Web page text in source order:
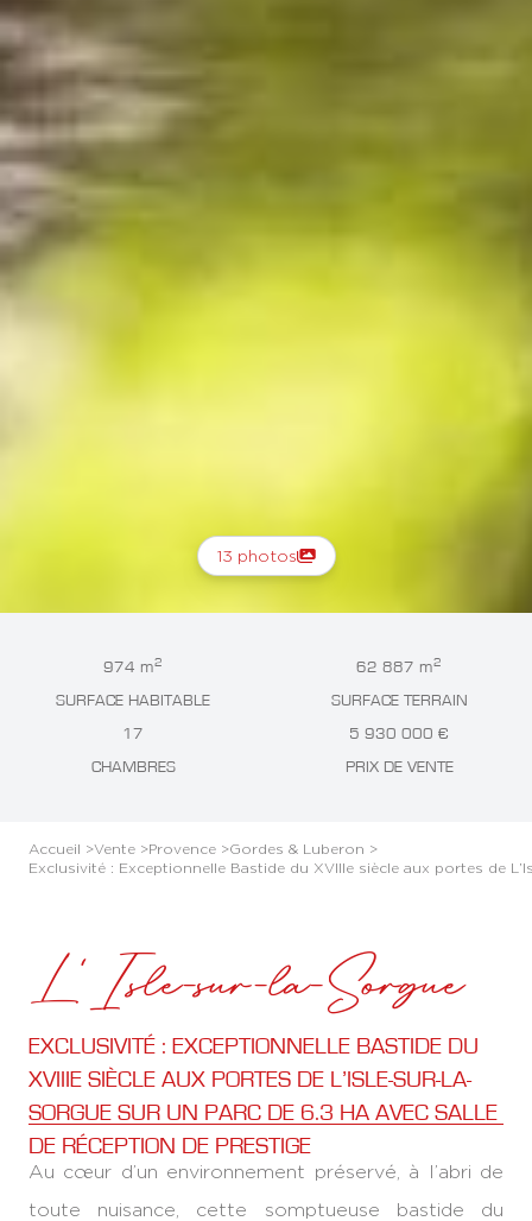
13 photos
974 m2
SURFACE HABITABLE
62 887 m2
SURFACE TERRAIN
17
CHAMBRES
5 930 000 €
PRIX DE VENTE
Accueil >Vente >Provence >Gordes & Luberon >
Exclusivité : Exceptionnelle Bastide du XVIIIe siècle aux portes de
L'Isle-sur-la-Sorgue
EXCLUSIVITÉ : EXCEPTIONNELLE BASTIDE DU
XVIIIE SIÈCLE AUX PORTES DE L’ISLE-SUR-LA-
SORGUE SUR UN PARC DE 6.3 HA AVEC SALLE
DE RÉCEPTION DE PRESTIGE
Au cœur d’un environnement préservé, à l’abri de
toute nuisance, cette somptueuse bastide du